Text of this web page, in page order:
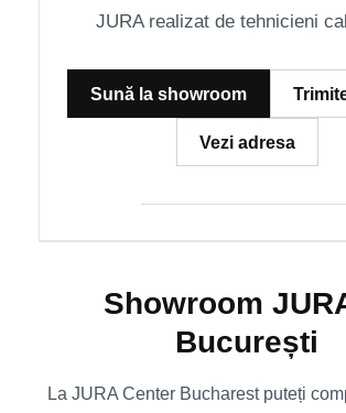
JURA realizat de tehnicieni
Sună la showroom
Vezi adresa
Showroom
București
La JURA Center Bucharest puteți